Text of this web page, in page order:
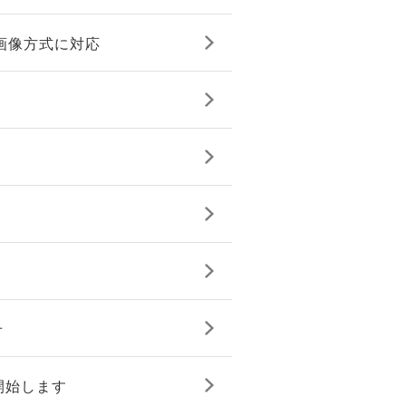
像方式に対応
します